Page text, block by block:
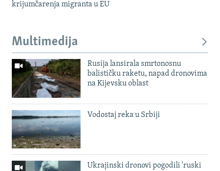
krijumčarenja migranta u EU
Multimedija
Rusija lansirala smrtonosnu
balističku raketu, napad dronovima
na Kijevsku oblast
Vodostaj reka u Srbiji
Ukrajinski dronovi pogodili 'ruski